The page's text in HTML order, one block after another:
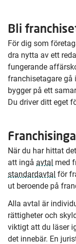
Bli
För dig som
dra nytta av ett
fungerande
franchisetagare gå
bygger på ett
Du driver ditt eget
När du har hittat
att ingå avtal med
standardavtal för
ut beroende på
Alla avtal är
rättigheter och
viktigt att du läser
det innebär. En